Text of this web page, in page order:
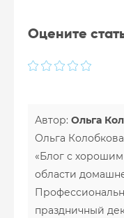
Оцените
Автор: Ольга
Ольга
«Блог с
области
праздничный